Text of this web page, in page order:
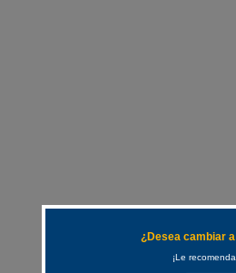
¿Desea cambiar
¡Le